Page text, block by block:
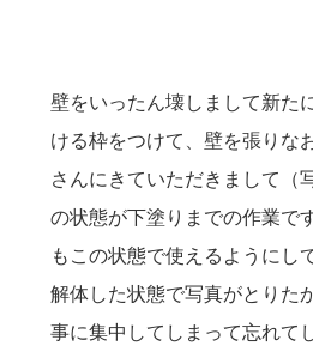
壁をいったん壊しまして新た
ける枠をつけて、壁を張りな
さんにきていただきまして
の状態が下塗りまでの作業で
もこの状態で使えるようにし
解体した状態で写真がとりた
事に集中してしまって忘れて